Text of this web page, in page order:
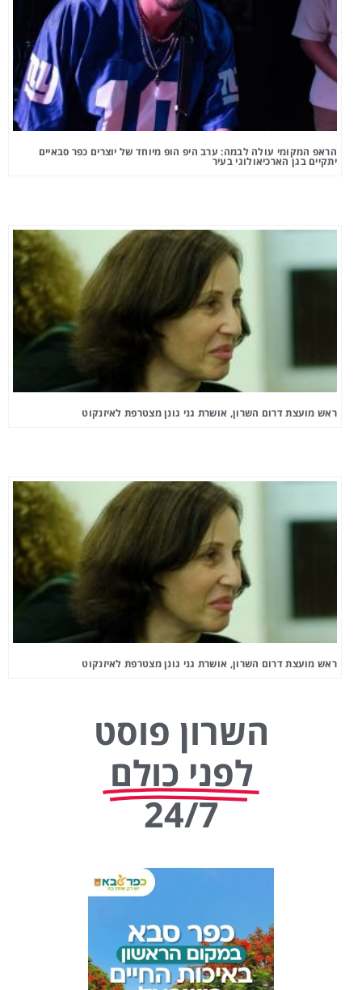
הראפ המקומי עולה לבמה: ערב היפ הופ מיוחד של יוצרים כפר סבאיים
יתקיים בגן הארכיאולוגי בעיר
ראש מועצת דרום השרון, אושרת גני גונן מצטרפת לאיזנקוט
ראש מועצת דרום השרון, אושרת גני גונן מצטרפת לאיזנקוט
השרון פוסט
לפני כולם
24/7